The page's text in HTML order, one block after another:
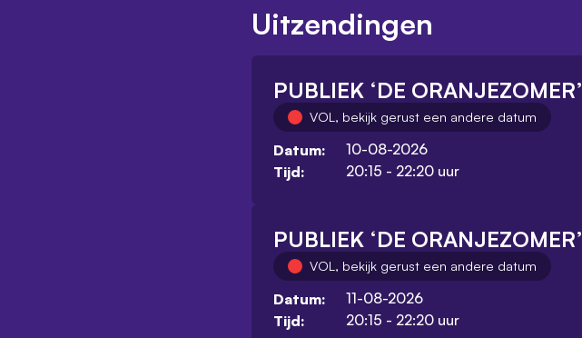
Uitzendingen
PUBLIEK ‘DE ORANJEZOMER’
VOL, bekijk gerust een andere datum
Datum:
10-08-2026
Tijd:
20:15 - 22:20 uur
PUBLIEK ‘DE ORANJEZOMER’
VOL, bekijk gerust een andere datum
Datum:
11-08-2026
Tijd:
20:15 - 22:20 uur